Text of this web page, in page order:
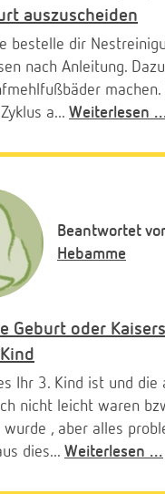
auszuscheiden
bestelle dir
nach Anleitung.
machen.
a... Weiterlesen
Beantwortet
Hebamme
Geburt oder
Ihr 3. Kind ist und die
nicht leicht waren
wurde , aber alles
dies... Weiterlesen ...